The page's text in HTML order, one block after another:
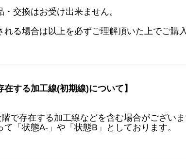
交換はお受け出来ません。
る場合は以上を必ずご理解頂いた上でご購
在する加工線(初期線)について】
で存在する加工線などを含む場合がござい
「状態A-」や「状態B」としております。